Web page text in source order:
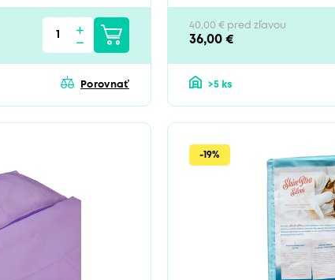
Porovnať
40,00 € pred zľavou
36,00 €
>5 ks
-19%